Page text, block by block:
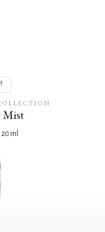
Mist
20 ml